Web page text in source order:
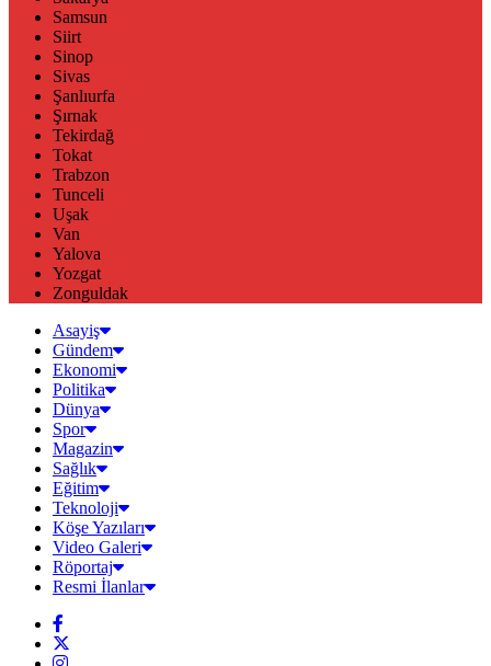
Samsun
Siirt
Sinop
Sivas
Şanlıurfa
Şırnak
Tekirdağ
Tokat
Trabzon
Tunceli
Uşak
Van
Yalova
Yozgat
Zonguldak
Asayiş
Gündem
Ekonomi
Politika
Dünya
Spor
Magazin
Sağlık
Eğitim
Teknoloji
Köşe Yazıları
Video Galeri
Röportaj
Resmi İlanlar